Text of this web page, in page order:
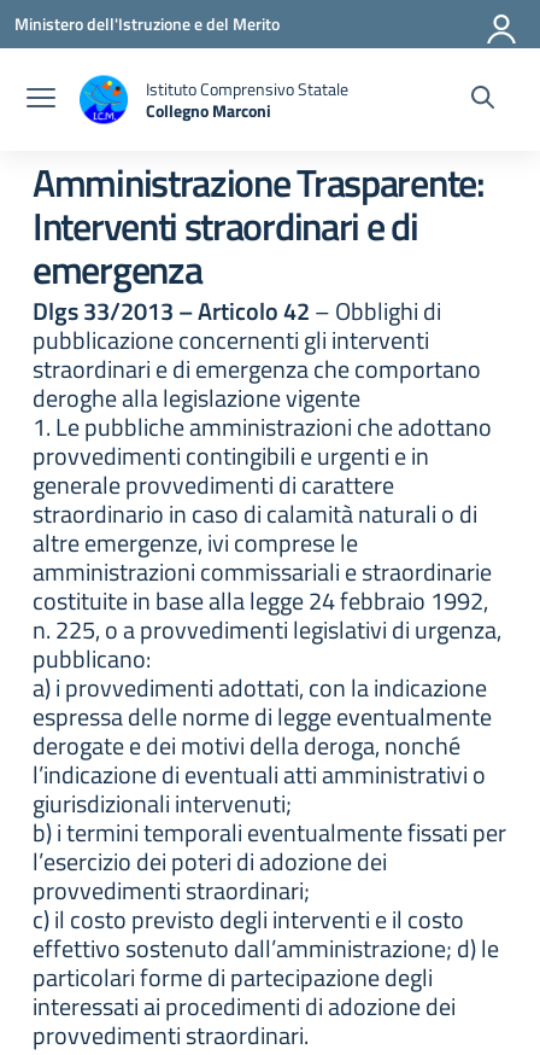
Vai ai contenuti
Vai al menu di navigazione
Vai al footer
Ministero dell'Istruzione e del Merito
Istituto Comprensivo Statale
Collegno Marconi
Amministrazione Trasparente:
Interventi straordinari e di
emergenza
Dlgs 33/2013 – Articolo 42– Obblighi di
pubblicazione concernenti gli interventi
straordinari e di emergenza che comportano
deroghe alla legislazione vigente
1. Le pubbliche amministrazioni che adottano
provvedimenti contingibili e urgenti e in
generale provvedimenti di carattere
straordinario in caso di calamità naturali o di
altre emergenze, ivi comprese le
amministrazioni commissariali e straordinarie
costituite in base alla legge 24 febbraio 1992,
n. 225, o a provvedimenti legislativi di urgenza,
pubblicano:
a) i provvedimenti adottati, con la indicazione
espressa delle norme di legge eventualmente
derogate e dei motivi della deroga, nonché
l’indicazione di eventuali atti amministrativi o
giurisdizionali intervenuti;
b) i termini temporali eventualmente fissati per
l’esercizio dei poteri di adozione dei
provvedimenti straordinari;
c) il costo previsto degli interventi e il costo
effettivo sostenuto dall’amministrazione; d) le
particolari forme di partecipazione degli
interessati ai procedimenti di adozione dei
provvedimenti straordinari.